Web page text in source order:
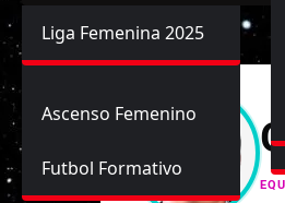
Primera División
Femenina
Liga Femenina 2025
Ascenso Femenino
Futbol Formativo